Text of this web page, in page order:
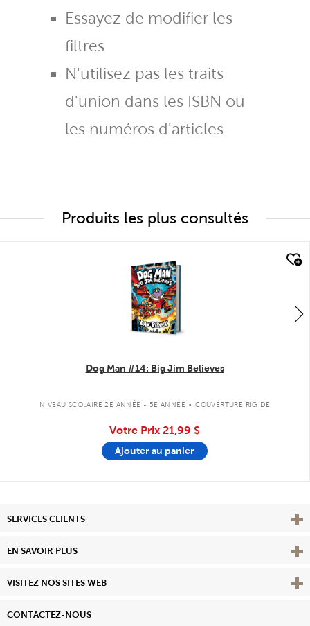
Essayez de modifier les
filtres
N'utilisez pas les traits
d'union dans les ISBN ou
les numéros d'articles
Produits les plus consultés
Dog Man #14: Big Jim Believes
NIVEAU SCOLAIRE 2E ANNÉE - 5E ANNÉE . COUVERTURE RIGIDE
Votre Prix 21,99 $
Ajouter au panier
SERVICES CLIENTS
EN SAVOIR PLUS View
VISITEZ NOS SITES WEB
CONTACTEZ-NOUS